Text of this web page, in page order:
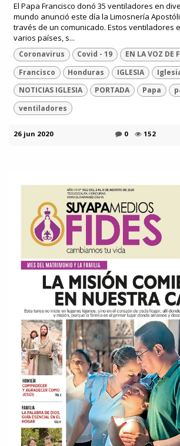
El Papa Francisco donó 35 ventiladores en
mundo anunció este día la Limosnería
través de un comunicado. Estos ventiladores
varios países, s...
Coronavirus Covid - 19
EN LA VOZ DE
Francisco
Honduras IGLESIA
NOTICIAS IGLESIA
PORTADA Papa
ventiladores
26 jun 2020 0 152